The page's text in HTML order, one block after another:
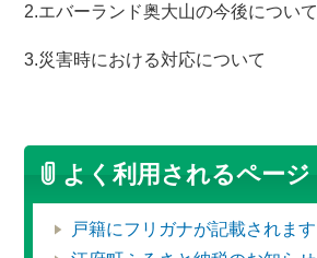
2.エバーランド奥大山の今後について
3.災害時における対応について
よく利用されるページ
戸籍にフリガナが記載されます